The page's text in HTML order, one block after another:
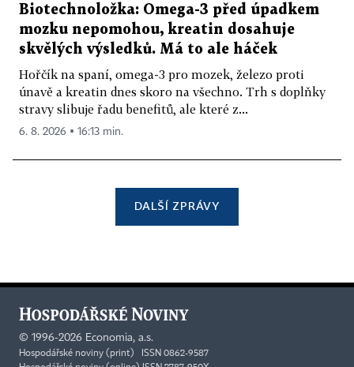
Biotechnoložka: Omega-3 před úpadkem
mozku nepomohou, kreatin dosahuje
skvělých výsledků. Má to ale háček
Hořčík na spaní, omega-3 pro mozek, železo proti
únavě a kreatin dnes skoro na všechno. Trh s doplňky
stravy slibuje řadu benefitů, ale které z...
6. 8. 2026 ▪ 16:13 min.
DALŠÍ ZPRÁVY
© 1996-2026 Economia, a.s.
Hospodářské noviny (print) ISSN 0862-9587